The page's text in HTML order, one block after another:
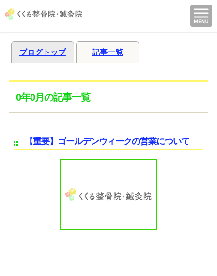
ブログトップ 記事一覧
0年0月の記事一覧
【重要】ゴールデンウィークの営業について